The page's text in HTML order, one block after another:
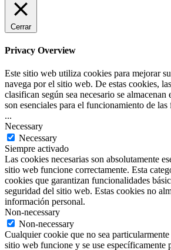
Cerrar
Privacy Overview
Este sitio web utiliza cookies para mejorar
navega por el sitio web. De estas cookies,
clasifican según sea necesario se almacenan
son esenciales para el funcionamiento de
...
Necessary
Necessary
Siempre activado
Las cookies necesarias son absolutamente
sitio web funcione correctamente. Esta
cookies que garantizan funcionalidades
seguridad del sitio web. Estas cookies no
información personal.
Non-necessary
Non-necessary
Cualquier cookie que no sea particularmente
sitio web funcione y se use específicamente